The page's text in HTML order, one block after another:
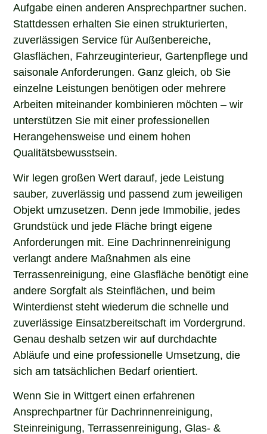
Aufgabe einen anderen Ansprechpartner suchen.
Stattdessen erhalten Sie einen strukturierten,
zuverlässigen Service für Außenbereiche,
Glasflächen, Fahrzeuginterieur, Gartenpflege und
saisonale Anforderungen. Ganz gleich, ob Sie
einzelne Leistungen benötigen oder mehrere
Arbeiten miteinander kombinieren möchten – wir
unterstützen Sie mit einer professionellen
Herangehensweise und einem hohen
Qualitätsbewusstsein.
Wir legen großen Wert darauf, jede Leistung
sauber, zuverlässig und passend zum jeweiligen
Objekt umzusetzen. Denn jede Immobilie, jedes
Grundstück und jede Fläche bringt eigene
Anforderungen mit. Eine Dachrinnenreinigung
verlangt andere Maßnahmen als eine
Terrassenreinigung, eine Glasfläche benötigt eine
andere Sorgfalt als Steinflächen, und beim
Winterdienst steht wiederum die schnelle und
zuverlässige Einsatzbereitschaft im Vordergrund.
Genau deshalb setzen wir auf durchdachte
Abläufe und eine professionelle Umsetzung, die
sich am tatsächlichen Bedarf orientiert.
Wenn Sie in Wittgert einen erfahrenen
Ansprechpartner für Dachrinnenreinigung,
Steinreinigung, Terrassenreinigung, Glas- &